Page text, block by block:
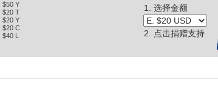
德事情大條了？【2026選舉大車拚之吳董神測】平秀琳
$50 Y
$20 T
$20 Y
$20 C
$40 L
1. 选择金额
2. 点击捐赠支持